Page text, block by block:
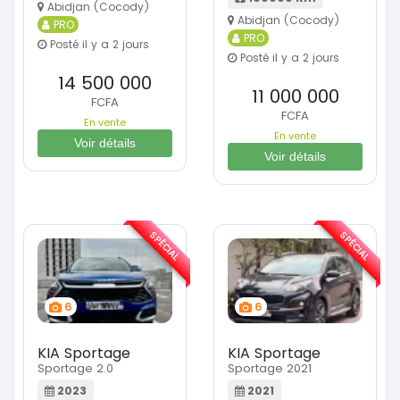
Abidjan (Cocody)
PRO
Posté il y a 2 jours
14 500 000
FCFA
En vente
Voir détails
Abidjan (Cocody)
PRO
Posté il y a 2 jours
11 000 000
FCFA
En vente
Voir détails
6
KIA Sportage
Sportage 2.0
2023
SPÉCIAL
6
KIA Sportage
Sportage 2021
2021
SPÉCIAL